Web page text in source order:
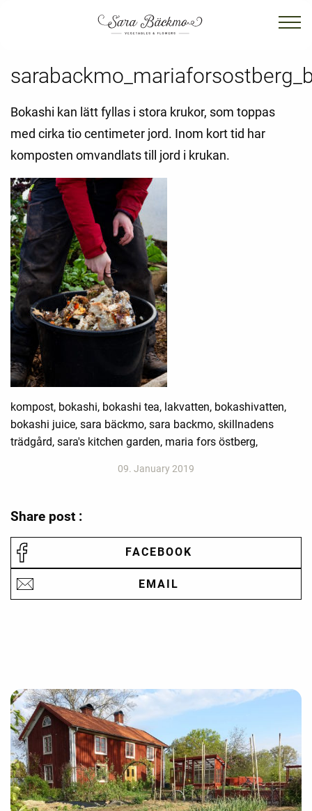
Bokashi kan lätt fyllas i stora krukor, som toppas
med cirka tio centimeter jord. Inom kort tid har
komposten omvandlats till jord i krukan.
kompost, bokashi, bokashi tea, lakvatten, bokashivatten,
bokashi juice, sara bäckmo, sara backmo, skillnadens
trädgård, sara's kitchen garden, maria fors östberg,
09. January 2019
Share post :
FACEBOOK
EMAIL